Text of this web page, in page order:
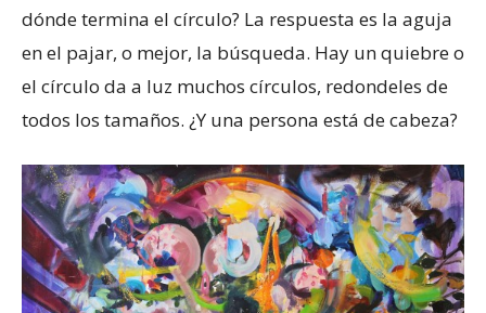
dónde termina el círculo? La respuesta es la aguja
en el pajar, o mejor, la búsqueda. Hay un quiebre o
el círculo da a luz muchos círculos, redondeles de
todos los tamaños. ¿Y una persona está de cabeza?